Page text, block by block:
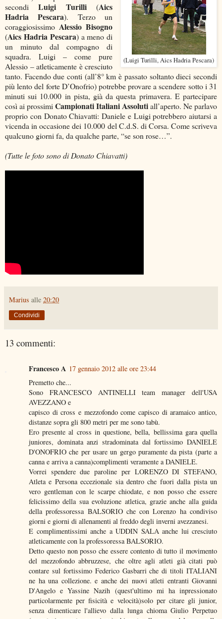
(Luigi Turilli, Aics Hadria Pescara)
secondiLuigi Turilli(Aics
Hadria Pescara). Terzo un
coraggiosissimo Alessio Bisogno
(Aics Hadria Pescara) a meno di
un minuto dal compagno di
squadra. Luigi – come pure
Alessio – atleticamente è cresciuto
tanto. Facendo due conti (all’8° km è passato soltanto dieci secondi
più lento del forte D’Onofrio) potrebbe provare a scendere sotto i 31
minuti sui 10.000 in pista, già da questa primavera. E partecipare
così ai prossimi Campionati Italiani Assolutiall’aperto. Ne parlavo
proprio con Donato Chiavatti: Daniele e Luigi potrebbero aiutarsi a
vicenda in occasione dei 10.000 del C.d.S. di Corsa. Come scriveva
qualcuno giorni fa, da qualche parte, “se son rose…”.
(Tutte le foto sono di Donato Chiavatti)
Marius alle 20:20
Condividi
13 commenti:
Francesco A 17 gennaio 2012 alle ore 23:44
Premetto che...
Sono FRANCESCO ANTINELLI team manager dell'USA
AVEZZANO e
capisco di cross e mezzofondo come capisco di aramaico antico,
distanze sopra gli 800 metri per me sono tabù.
Ero presente al cross in questione, bella, bellissima gara quella
juniores, dominata anzi stradominata dal fortissimo DANIELE
D'ONOFRIO che per usare un gergo puramente da pista (parte a
canna e arriva a canna)complimenti veramente a DANIELE.
Vorrei spendere due paroline per LORENZO DI STEFANO,
Atleta e Persona eccezionale sia dentro che fuori dalla pista un
vero gentleman con le scarpe chiodate, e non posso che essere
felicissimo della sua evoluzione atletica, grazie anche alla guida
della professoressa BALSORIO che con Lorenzo ha condiviso
giorni e giorni di allenamenti al freddo degli inverni avezzanesi.
E complimentissimi anche a UDDIN SALA anche lui cresciuto
atleticamente con la professoressa BALSORIO.
Detto questo non posso che essere contento di tutto il movimento
del mezzofondo abbruzzese, che oltre agli atleti già citati può
contare sul fortissimo Federico Gasbarri che di titoli ITALIANI
ne ha una collezione. e anche dei nuovi atleti entranti Giovanni
D'Angelo e Yassine Nazih (quest'ultimo mi ha inpressionato
particolarmente per fisicità e velocità)solo per citare gli junior,
senza dimenticare l'allievo dalla lunga chioma Giulio Perpetuo